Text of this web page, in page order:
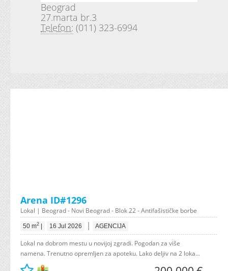
Beograd
27.marta br.3
Telefon: (011) 323-6994
Arena ID#1296
Lokal | Beograd - Novi Beograd - Blok 22 - Antifašističke borbe
50 m2 16 Jul 2026 | AGENCIJA
Lokal na dobrom mestu u novijoj zgradi. Pogodan za više
namena. Trenutno opremljen za apoteku. Lako deljiv na 2 loka...